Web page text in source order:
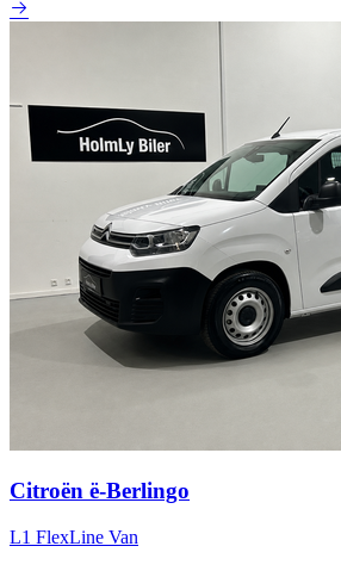
Citroën ë-Berlingo
L1 FlexLine Van